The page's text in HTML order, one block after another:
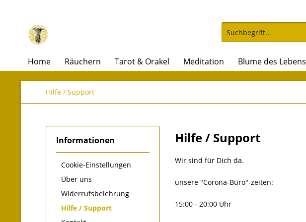
Home Räuchern Tarot & Orakel Meditation Blume des Lebens
Hilfe / Support
Informationen
Cookie-Einstellungen
Über uns
Widerrufsbelehrung
Hilfe / Support
Hilfe / Support
Wir sind für Dich da.
unsere "Corona-Büro"-zeiten:
15:00 - 20:00 Uhr